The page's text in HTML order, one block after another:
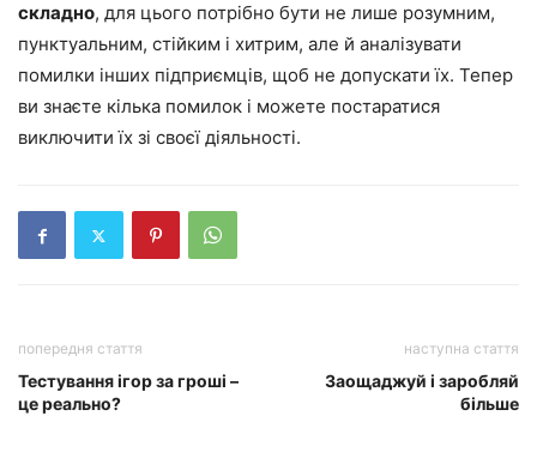
складно, для цього потрібно бути не лише розумним,
пунктуальним, стійким і хитрим, але й аналізувати
помилки інших підприємців, щоб не допускати їх. Тепер
ви знаєте кілька помилок і можете постаратися
виключити їх зі своєї діяльності.
попередня стаття
Тестування ігор за гроші –
це реально?
наступна стаття
Заощаджуй і заробляй
більше